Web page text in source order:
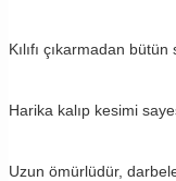
Kılıfı çıkarmadan
Harika kalıp kesimi
Uzun ömürlüdür,